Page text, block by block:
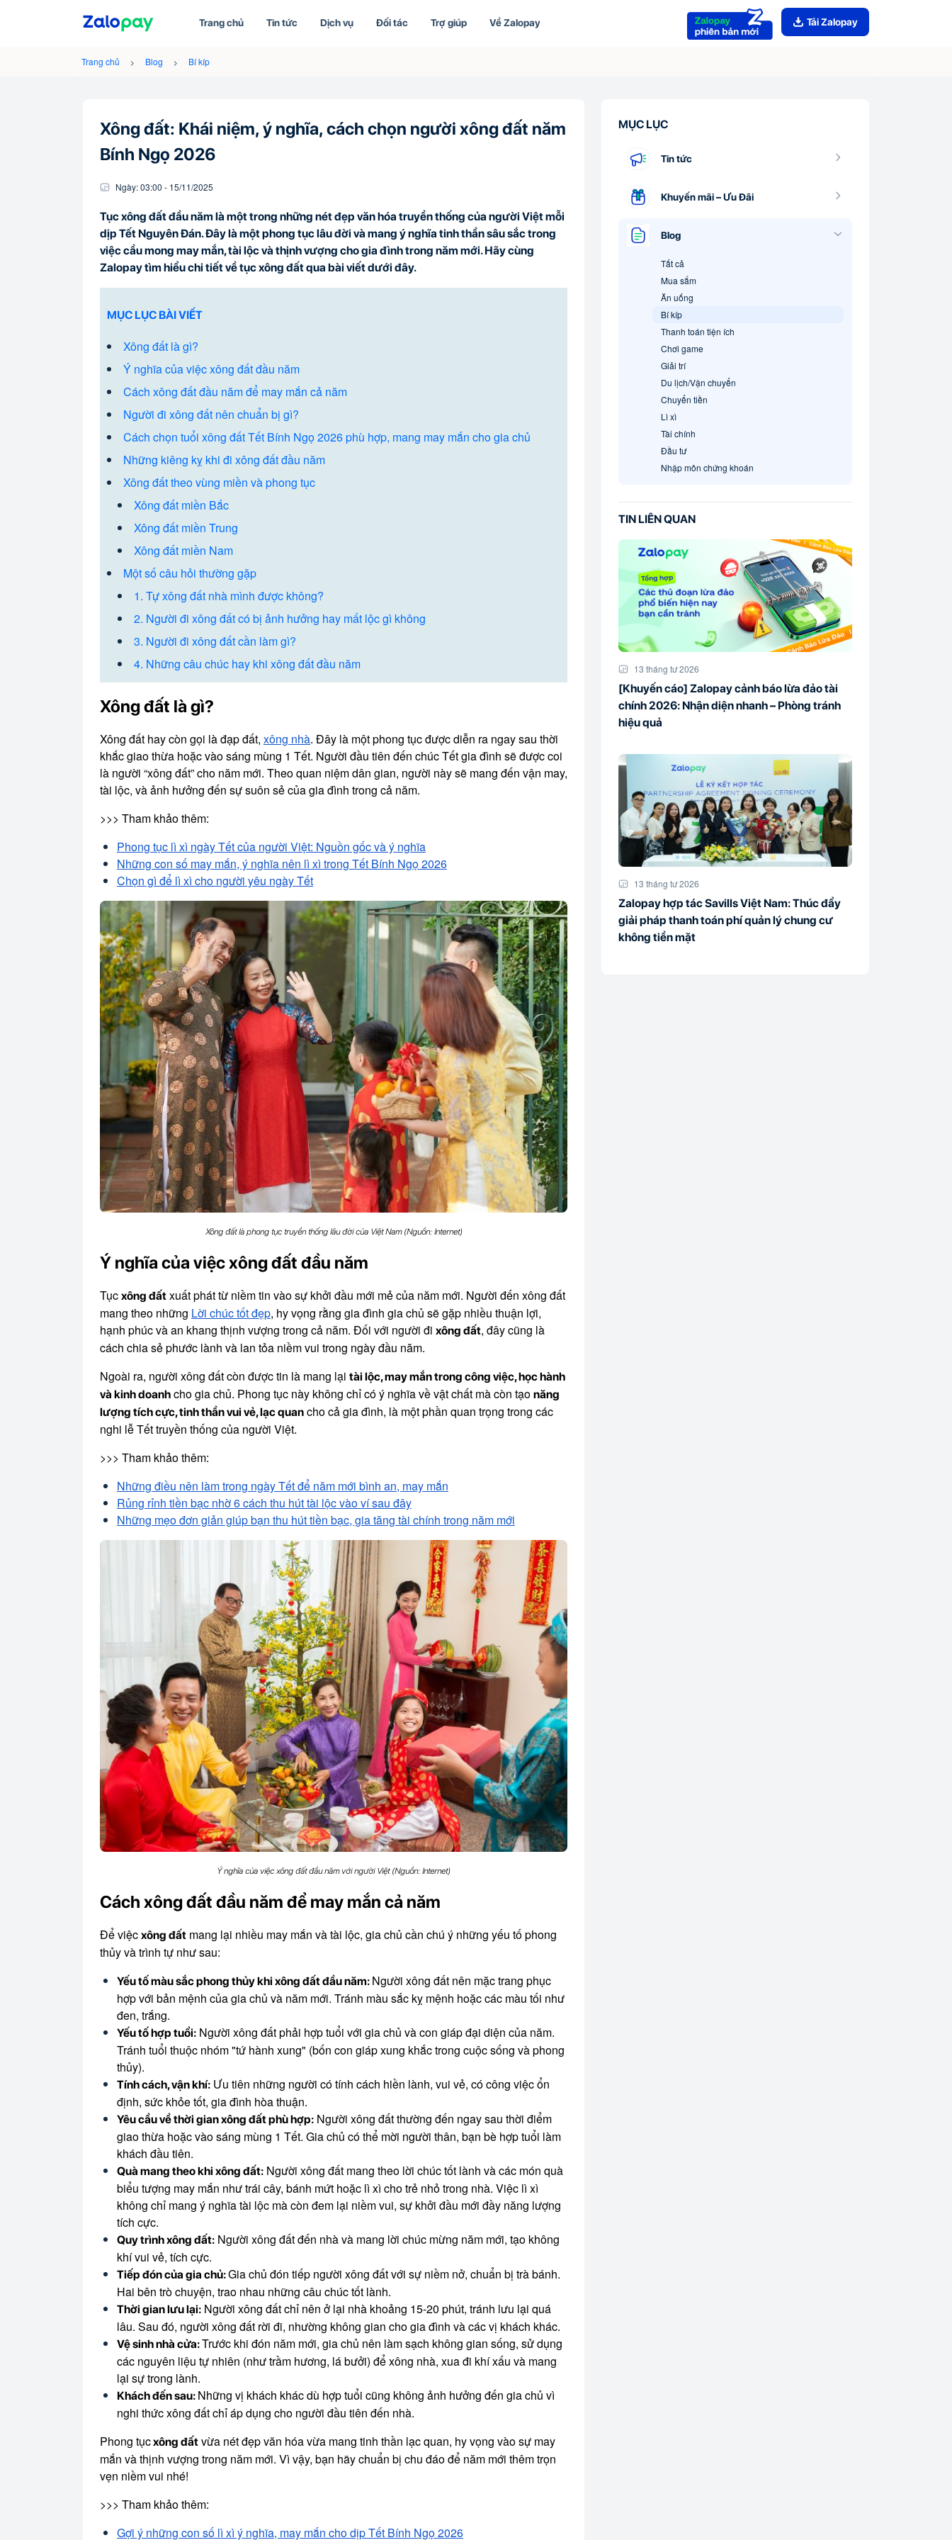
Trang chủ Tin tức Dịch vụ Đối tác Trợ giúp Về Zalopay Tải Zalopay
Trang chủ Blog Bí kíp
Xông đất: Khái niệm, ý nghĩa, cách chọn người xông đất năm
Bính Ngọ 2026
Ngày:03:00 - 15/11/2025
Tục xông đất đầu năm là một trong những nét đẹp văn hóa truyền thống của người Việt mỗi
dịp Tết Nguyên Đán. Đây là một phong tục lâu đời và mang ý nghĩa tinh thần sâu sắc trong
việc cầu mong may mắn, tài lộc và thịnh vượng cho gia đình trong năm mới. Hãy cùng
Zalopay tìm hiểu chi tiết về tục xông đất qua bài viết dưới đây.
MỤC LỤC BÀI VIẾT
Xông đất là gì?
Ý nghĩa của việc xông đất đầu năm
Cách xông đất đầu năm để may mắn cả năm
Người đi xông đất nên chuẩn bị gì?
Cách chọn tuổi xông đất Tết Bính Ngọ 2026 phù hợp, mang may mắn cho gia chủ
Những kiêng kỵ khi đi xông đất đầu năm
Xông đất theo vùng miền và phong tục
Xông đất miền Bắc
Xông đất miền Trung
Xông đất miền Nam
Một số câu hỏi thường gặp
1. Tự xông đất nhà mình được không?
2. Người đi xông đất có bị ảnh hưởng hay mất lộc gì không
3. Người đi xông đất cần làm gì?
4. Những câu chúc hay khi xông đất đầu năm
Xông đất là gì?
Xông đất hay còn gọi là đạp đất, xông nhà. Đây là một phong tục được diễn ra ngay sau thời
khắc giao thừa hoặc vào sáng mùng 1 Tết. Người đầu tiên đến chúc Tết gia đình sẽ được coi
là người “xông đất” cho năm mới. Theo quan niệm dân gian, người này sẽ mang đến vận may,
tài lộc, và ảnh hưởng đến sự suôn sẻ của gia đình trong cả năm.
>>> Tham khảo thêm:
Phong tục lì xì ngày Tết của người Việt: Nguồn gốc và ý nghĩa
Những con số may mắn, ý nghĩa nên lì xì trong Tết Bính Ngọ 2026
Chọn gì để lì xì cho người yêu ngày Tết
Xông đất là phong tục truyền thống lâu đời của Việt Nam (Nguồn: Internet)
Ý nghĩa của việc xông đất đầu năm
Tục xông đất xuất phát từ niềm tin vào sự khởi đầu mới mẻ của năm mới. Người đến xông đất
mang theo những Lời chúc tốt đẹp, hy vọng rằng gia đình gia chủ sẽ gặp nhiều thuận lợi,
hạnh phúc và an khang thịnh vượng trong cả năm. Đối với người đi xông đất, đây cũng là
cách chia sẻ phước lành và lan tỏa niềm vui trong ngày đầu năm.
Ngoài ra, người xông đất còn được tin là mang lại tài lộc, may mắn trong công việc, học hành
và kinh doanh cho gia chủ. Phong tục này không chỉ có ý nghĩa về vật chất mà còn tạo năng
lượng tích cực, tinh thần vui vẻ, lạc quan cho cả gia đình, là một phần quan trọng trong các
nghi lễ Tết truyền thống của người Việt.
>>> Tham khảo thêm:
Những điều nên làm trong ngày Tết để năm mới bình an, may mắn
Rủng rỉnh tiền bạc nhờ 6 cách thu hút tài lộc vào ví sau đây
Những mẹo đơn giản giúp bạn thu hút tiền bạc, gia tăng tài chính trong năm mới
Ý nghĩa của việc xông đất đầu năm với người Việt (Nguồn: Internet)
Cách xông đất đầu năm để may mắn cả năm
Để việc xông đất mang lại nhiều may mắn và tài lộc, gia chủ cần chú ý những yếu tố phong
thủy và trình tự như sau:
Yếu tố màu sắc phong thủy khi xông đất đầu năm: Người xông đất nên mặc trang phục
hợp với bản mệnh của gia chủ và năm mới. Tránh màu sắc kỵ mệnh hoặc các màu tối như
đen, trắng.
Yếu tố hợp tuổi: Người xông đất phải hợp tuổi với gia chủ và con giáp đại diện của năm.
Tránh tuổi thuộc nhóm "tứ hành xung" (bốn con giáp xung khắc trong cuộc sống và phong
thủy).
Tính cách, vận khí: Ưu tiên những người có tính cách hiền lành, vui vẻ, có công việc ổn
định, sức khỏe tốt, gia đình hòa thuận.
Yêu cầu về thời gian xông đất phù hợp: Người xông đất thường đến ngay sau thời điểm
giao thừa hoặc vào sáng mùng 1 Tết. Gia chủ có thể mời người thân, bạn bè hợp tuổi làm
khách đầu tiên.
Quà mang theo khi xông đất: Người xông đất mang theo lời chúc tốt lành và các món quà
biểu tượng may mắn như trái cây, bánh mứt hoặc lì xì cho trẻ nhỏ trong nhà. Việc lì xì
không chỉ mang ý nghĩa tài lộc mà còn đem lại niềm vui, sự khởi đầu mới đầy năng lượng
tích cực.
Quy trình xông đất: Người xông đất đến nhà và mang lời chúc mừng năm mới, tạo không
khí vui vẻ, tích cực.
Tiếp đón của gia chủ:Gia chủ đón tiếp người xông đất với sự niềm nở, chuẩn bị trà bánh.
Hai bên trò chuyện, trao nhau những câu chúc tốt lành.
Thời gian lưu lại: Người xông đất chỉ nên ở lại nhà khoảng 15-20 phút, tránh lưu lại quá
lâu. Sau đó, người xông đất rời đi, nhường không gian cho gia đình và các vị khách khác.
Vệ sinh nhà cửa:Trước khi đón năm mới, gia chủ nên làm sạch không gian sống, sử dụng
các nguyên liệu tự nhiên (như trầm hương, lá bưởi) để xông nhà, xua đi khí xấu và mang
lại sự trong lành.
Khách đến sau: Những vị khách khác dù hợp tuổi cũng không ảnh hưởng đến gia chủ vì
nghi thức xông đất chỉ áp dụng cho người đầu tiên đến nhà.
Phong tụcxông đất vừa nét đẹp văn hóa vừa mang tinh thần lạc quan, hy vọng vào sự may
mắn và thịnh vượng trong năm mới. Vì vậy, bạn hãy chuẩn bị chu đáo để năm mới thêm trọn
vẹn niềm vui nhé!
>>> Tham khảo thêm:
Gợi ý những con số lì xì ý nghĩa, may mắn cho dịp Tết Bính Ngọ 2026
MỤC LỤC
Tin tức
Khuyến mãi – Ưu Đãi
Blog
Tất cả
Mua sắm
Ăn uống
Bí kíp
Thanh toán tiện ích
Chơi game
Giải trí
Du lịch/Vận chuyển
Chuyển tiền
Lì xì
Tài chính
Đầu tư
Nhập môn chứng khoán
TIN LIÊN QUAN
13 tháng tư 2026
[Khuyến cáo] Zalopay cảnh báo lừa đảo tài
chính 2026: Nhận diện nhanh – Phòng tránh
hiệu quả
13 tháng tư 2026
Zalopay hợp tác Savills Việt Nam: Thúc đẩy
giải pháp thanh toán phí quản lý chung cư
không tiền mặt